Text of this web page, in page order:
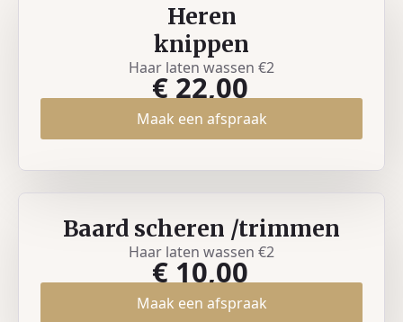
Heren
knippen
Haar laten wassen €2
€ 22,00
Maak een afspraak
Baard scheren /trimmen
Haar laten wassen €2
€ 10,00
Maak een afspraak